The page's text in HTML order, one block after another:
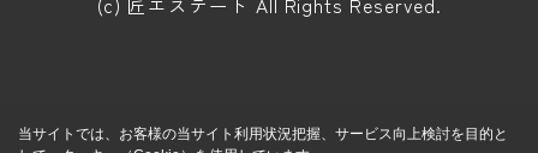
当サイトでは、お客様の当サイト利用状況把握、サービス向上検討を目的と